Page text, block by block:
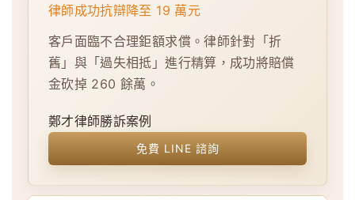
律師成功抗辯降至 19 萬元
客戶面臨不合理鉅額求償。律師針對「折
舊」與「過失相抵」進行精算，成功將賠償
金砍掉 260 餘萬。
鄭才律師勝訴案例
免費 LINE 諮詢